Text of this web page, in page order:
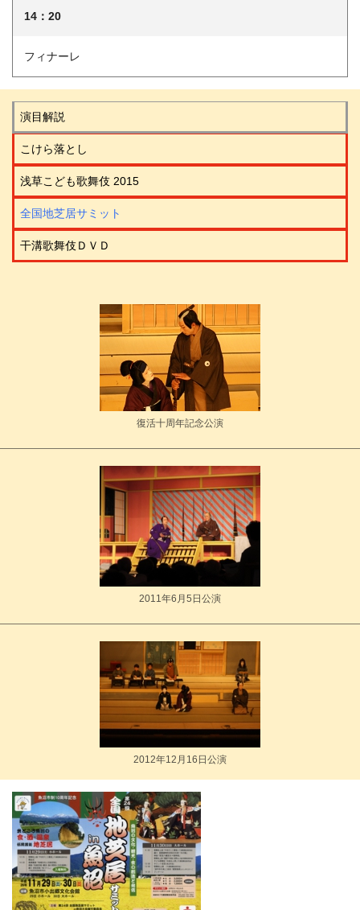
14：20
フィナーレ
演目解説
こけら落とし
浅草こども歌舞伎 2015
全国地芝居サミット
干溝歌舞伎ＤＶＤ
復活十周年記念公演
2011年6月5日公演
2012年12月16日公演